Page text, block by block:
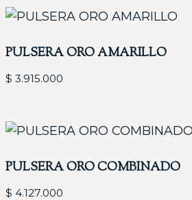
PULSERA ORO AMARILLO
$ 3.915.000
PULSERA ORO COMBINADO
$ 4.127.000